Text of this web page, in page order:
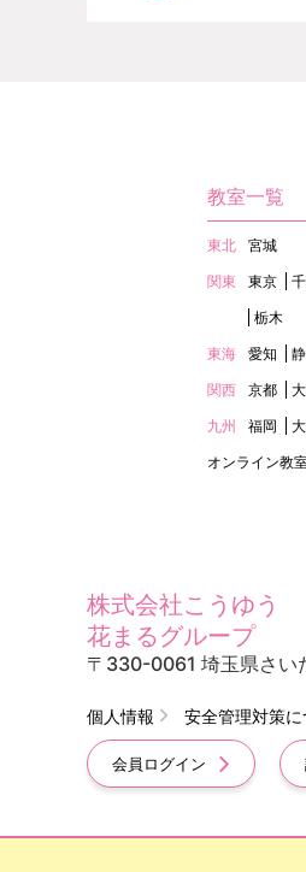
教室一覧
東北
宮城
関東
東京
栃木
東海
愛知
関西
京都
九州
福岡
オンライン教
株式会社こうゆう
花まるグループ
〒330-0061 埼玉県さい
個人情報 安全管理対策に
会員ログイン